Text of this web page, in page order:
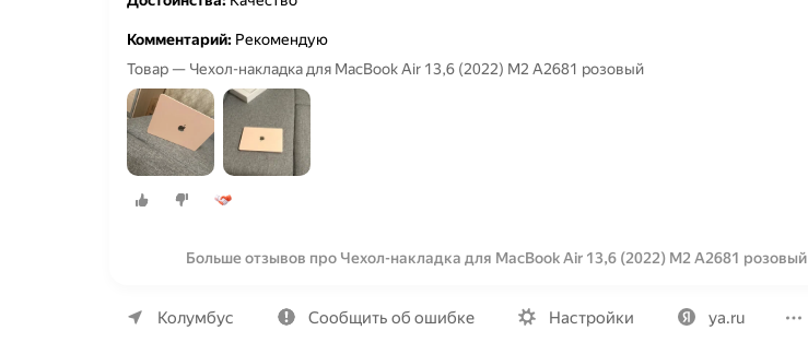
Комментарий: Рекомендую
Товар — Чехол-накладка для MacBook Air 13,6 (2022) M2 A2681 розовый
Больше отзывов про Чехол-накладка для MacBook Air 13,6 (2022) M2 A2681 розовый
Колумбус Сообщить об ошибке Настройки ya.ru